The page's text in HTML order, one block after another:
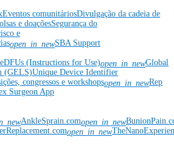
Eventos comunitáriosDivulgação da cadeia de
e doaçõesSegurança do
e
open_in_newSBA Support
eDFUs (Instructions for Use)open_in_newGlobal
(GELS)Unique Device Identifier
congressos e workshopsopen_in_newRep
Surgeon App
AnkleSprain.comopen_in_new
open_in_new